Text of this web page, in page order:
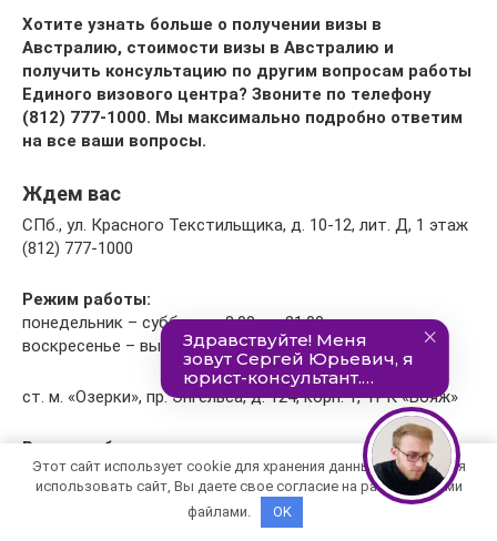
Хотите узнать больше о получении визы в
Австралию, стоимости визы в Австралию и
получить консультацию по другим вопросам работы
Единого визового центра? Звоните по телефону
(812) 777-1000. Мы максимально подробно ответим
на все ваши вопросы.
Ждем вас
СПб., ул. Красного Текстильщика, д. 10-12, лит. Д, 1 этаж
(812) 777-1000
Режим работы:
понедельник – суббота с 8:00 до 21:00
воскресенье – выходной день
ст. м. «Озерки», пр. Энгельса, д. 124, корп. 1, ТРК «Вояж»
Режим работы:
понедельник – суббота с 09:00 до 21:00
воскресенье с 09:00 до 18:00
Этот сайт использует cookie для хранения данных. Продолжая
использовать сайт, Вы даете свое согласие на работу с этими
файлами.
OK